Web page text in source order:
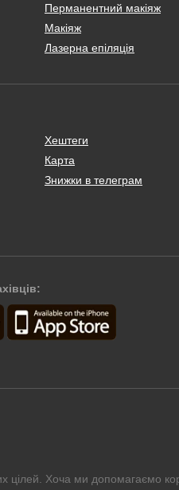
Перманентний макіяж
Макіяж
Лазерна епіляція
Хештеги
Карта
Знижки в телеграм
Хоча ми допомагаємо